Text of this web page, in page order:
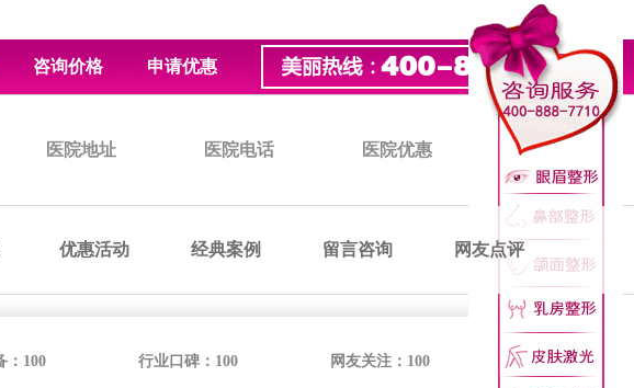
咨询价格 申请优惠
医院地址 医院电话 医院优惠 医院价格
优惠活动 经典案例 留言咨询 网友点评
： 100 行业口碑： 100 网友关注： 100